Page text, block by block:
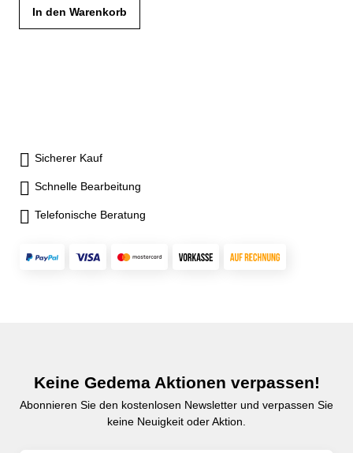
In den Warenkorb
Sicherer Kauf
Schnelle Bearbeitung
Telefonische Beratung
Keine Gedema Aktionen verpassen!
Abonnieren Sie den kostenlosen Newsletter und verpassen Sie
keine Neuigkeit oder Aktion.